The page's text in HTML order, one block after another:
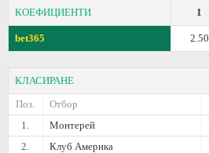
КОЕФИЦИЕНТИ 1
bet365 2.50
КЛАСИРАНЕ
Поз.
Отбор
1.
Монтерей
2.
Клуб Америка